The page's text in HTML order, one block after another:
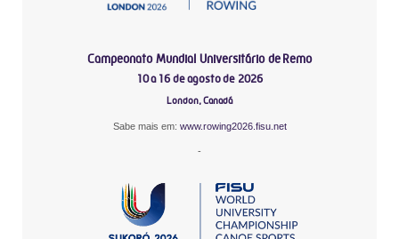
Campeonato Mundial Universitário de Remo
10 a 16 de agosto de 2026
London, Canadá
Sabe mais em: www.rowing2026.fisu.net
-